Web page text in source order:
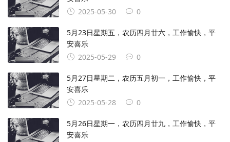
2025-05-30
0
5月23日星期五，农历四月廿六，工作愉快，平
安喜乐
2025-05-29
0
5月27日星期二，农历五月初一，工作愉快，平
安喜乐
2025-05-28
0
5月26日星期一，农历四月廿九，工作愉快，平
安喜乐